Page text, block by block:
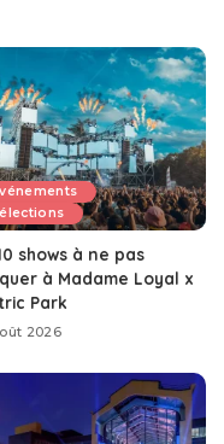
shows à ne pas
à Madame Loyal x
Park
2026